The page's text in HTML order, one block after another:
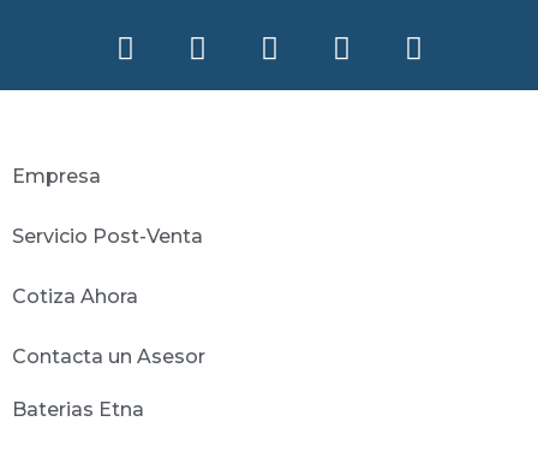
Empresa
Servicio Post-Venta
Cotiza Ahora
Contacta un Asesor
Baterias Etna